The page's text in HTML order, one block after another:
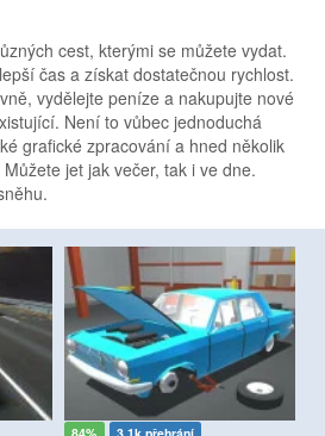
cest, kterými se můžete vydat.
čas a získat dostatečnou rychlost.
vydělejte peníze a nakupujte nové
Není to vůbec jednoduchá
grafické zpracování a hned několik
jet jak večer, tak i ve dne.